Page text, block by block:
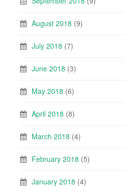
August 2018 (9)
July 2018 (7)
June 2018 (3)
May 2018 (6)
April 2018 (8)
March 2018 (4)
February 2018 (5)
January 2018 (4)